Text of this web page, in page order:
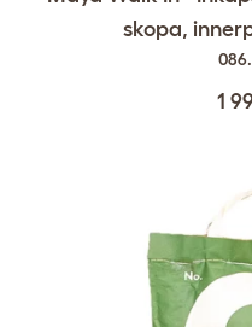
skopa,
1